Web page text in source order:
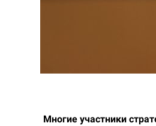
Многие участники